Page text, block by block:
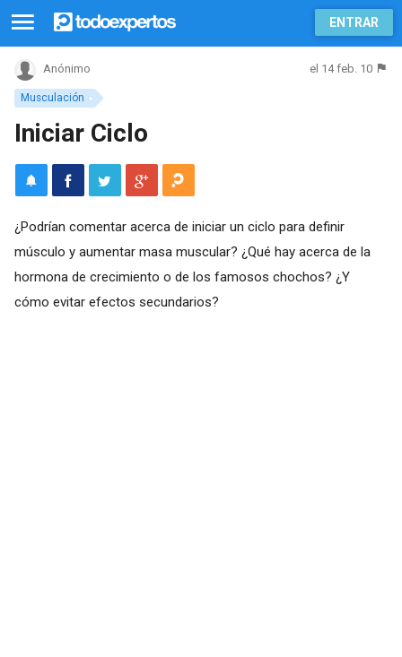
ENTRAR
Musculación
Anónimo el 14 feb. 10
Iniciar Ciclo
¿Podrían comentar acerca de iniciar un ciclo para definir
músculo y aumentar masa muscular? ¿Qué hay acerca de la
hormona de crecimiento o de los famosos chochos? ¿Y
cómo evitar efectos secundarios?